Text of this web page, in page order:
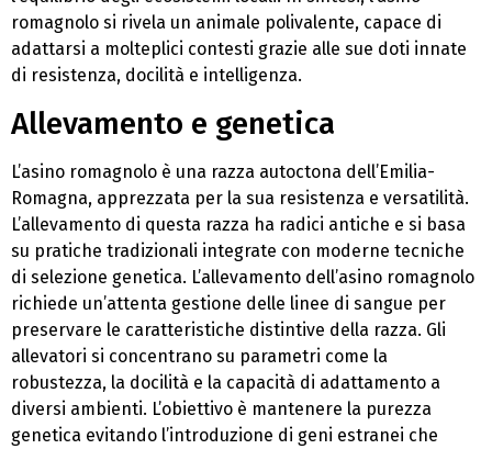
romagnolo si rivela un animale polivalente, capace di
adattarsi a molteplici contesti grazie alle sue doti innate
di resistenza, docilità e intelligenza.
Allevamento e genetica
L’asino romagnolo è una razza autoctona dell’Emilia-
Romagna, apprezzata per la sua resistenza e versatilità.
L’allevamento di questa razza ha radici antiche e si basa
su pratiche tradizionali integrate con moderne tecniche
di selezione genetica. L’allevamento dell’asino romagnolo
richiede un’attenta gestione delle linee di sangue per
preservare le caratteristiche distintive della razza. Gli
allevatori si concentrano su parametri come la
robustezza, la docilità e la capacità di adattamento a
diversi ambienti. L’obiettivo è mantenere la purezza
genetica evitando l’introduzione di geni estranei che